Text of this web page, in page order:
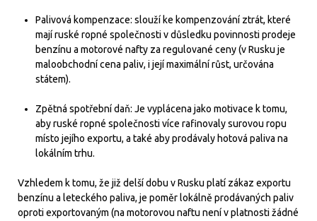
Palivová kompenzace: slouží ke kompenzování ztrát, které
mají ruské ropné společnosti v důsledku povinnosti prodeje
benzínu a motorové nafty za regulované ceny (v Rusku je
maloobchodní cena paliv, i její maximální růst, určována
státem).
Zpětná spotřební daň: Je vyplácena jako motivace k tomu,
aby ruské ropné společnosti více rafinovaly surovou ropu
místo jejího exportu, a také aby prodávaly hotová paliva na
lokálním trhu.
Vzhledem k tomu, že již delší dobu v Rusku platí zákaz exportu
benzínu a leteckého paliva, je poměr lokálně prodávaných paliv
oproti exportovaným (na motorovou naftu není v platnosti žádné